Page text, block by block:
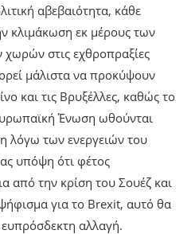
αβεβαιότητα, κάθε
κλιμάκωση εκ μέρους των
στις εχθροπραξίες
μάλιστα να προκύψουν
και τις Βρυξέλλες, καθώς το
Ένωση ωθούνται
λόγω των ενεργειών του
υπόψη ότι φέτος
από την κρίση του Σουέζ και
για το Brexit, αυτό θα
αλλαγή.